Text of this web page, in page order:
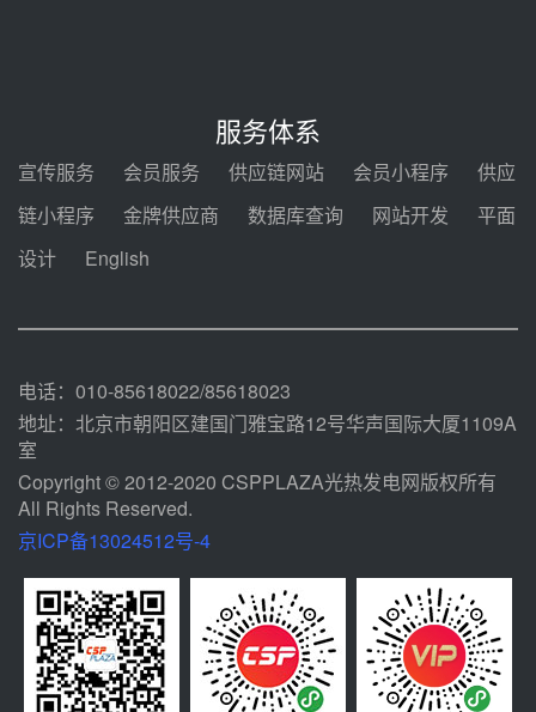
2026-2029年熔盐介质框架协议
中能建华中试研院中标重能新疆
100MW光热项目机组调试及性能
规模化助力构建绿色低碳电力供给
服务体系
宣传服务 会员服务 供应链网站 会员小程序
供应
链小程序
金牌供应商 数据库查询 网站开发
平面
设计
English
电话：010-85618022/85618023
地址：北京市朝阳区建国门雅宝路12号华声国际大厦1109A
室
Copyright © 2012-2020 CSPPLAZA光热发电网版权所有
All Rights Reserved.
京ICP备13024512号-4